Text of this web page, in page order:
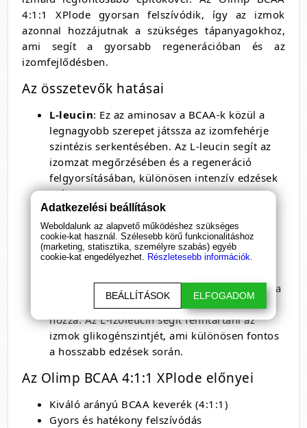
4:1:1 XPlode gyorsan felszívódik, így az izmok
azonnal hozzájutnak a szükséges tápanyagokhoz,
ami segít a gyorsabb regenerációban és az
izomfejlődésben.
Az összetevők hatásai
L-leucin: Ez az aminosav a BCAA-k közül a
legnagyobb szerepet játssza az izomfehérje
szintézis serkentésében. Az L-leucin segít az
izomzat megőrzésében és a regeneráció
felgyorsításában, különösen intenzív edzések
után.
L-valin: Energiát biztosít az izmok számára,
így segít csökkenteni a fáradtságot és javítja
az állóképességet. Az L-valin szerepet játszik
az izmok anyagcseréjében, ami hozzájárul a
: Az izmok energiaellátásához és a
hozzá. Az L-izoleucin segít fenntartani az
izmok glikogénszintjét, ami különösen fontos
a hosszabb edzések során.
Az Olimp BCAA 4:1:1 XPlode előnyei
Kiváló arányú BCAA keverék (4:1:1)
Gyors és hatékony felszívódás
Adatkezelési beállítások
Weboldalunk az alapvető működéshez szükséges
cookie-kat használ. Szélesebb körű funkcionalitáshoz
(marketing, statisztika, személyre szabás) egyéb
cookie-kat engedélyezhet. Részletesebb információk.
BEÁLLÍTÁSOK ELFOGADOM